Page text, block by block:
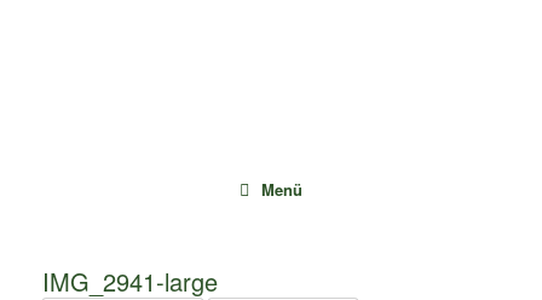
Menü
IMG_2941-large